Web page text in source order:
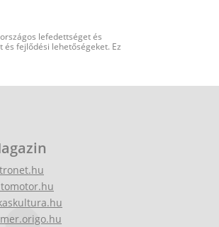
lefedettséget és
fejlődési lehetőségeket. Ez